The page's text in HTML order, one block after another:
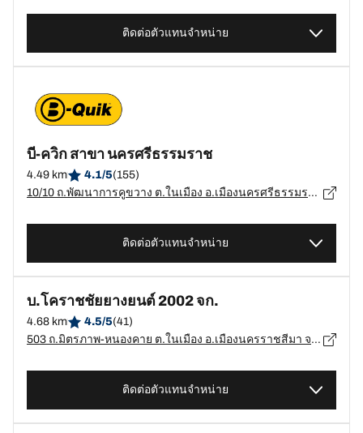
ติดต่อตัวแทนจำหน่าย
บี-ควิก สาขา นครศรีธรรมราช
4.49 km 4.1/5(155)
10/10 ถ.พัฒนาการคูขวาง ต.ในเมือง อ.เมืองนครศรีธรรมราช จ.นครศรีธรรมราช, นครศรีธรรมราช - 80000
ติดต่อตัวแทนจำหน่าย
บ.โคราชชัยยางยนต์ 2002 จก.
4.68 km 4.5/5(41)
503 ถ.มิตรภาพ-หนองคาย ต.ในเมือง อ.เมืองนครราชสีมา จ.นครราชสีมา, นครราชสีมา - 30000
ติดต่อตัวแทนจำหน่าย